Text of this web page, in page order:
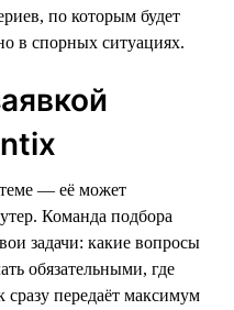
по которым будет
в спорных ситуациях.
— её может
Команда подбора
задачи: какие вопросы
обязательными, где
сразу передаёт максимум